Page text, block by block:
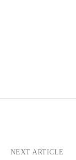
NEXT ARTICLE